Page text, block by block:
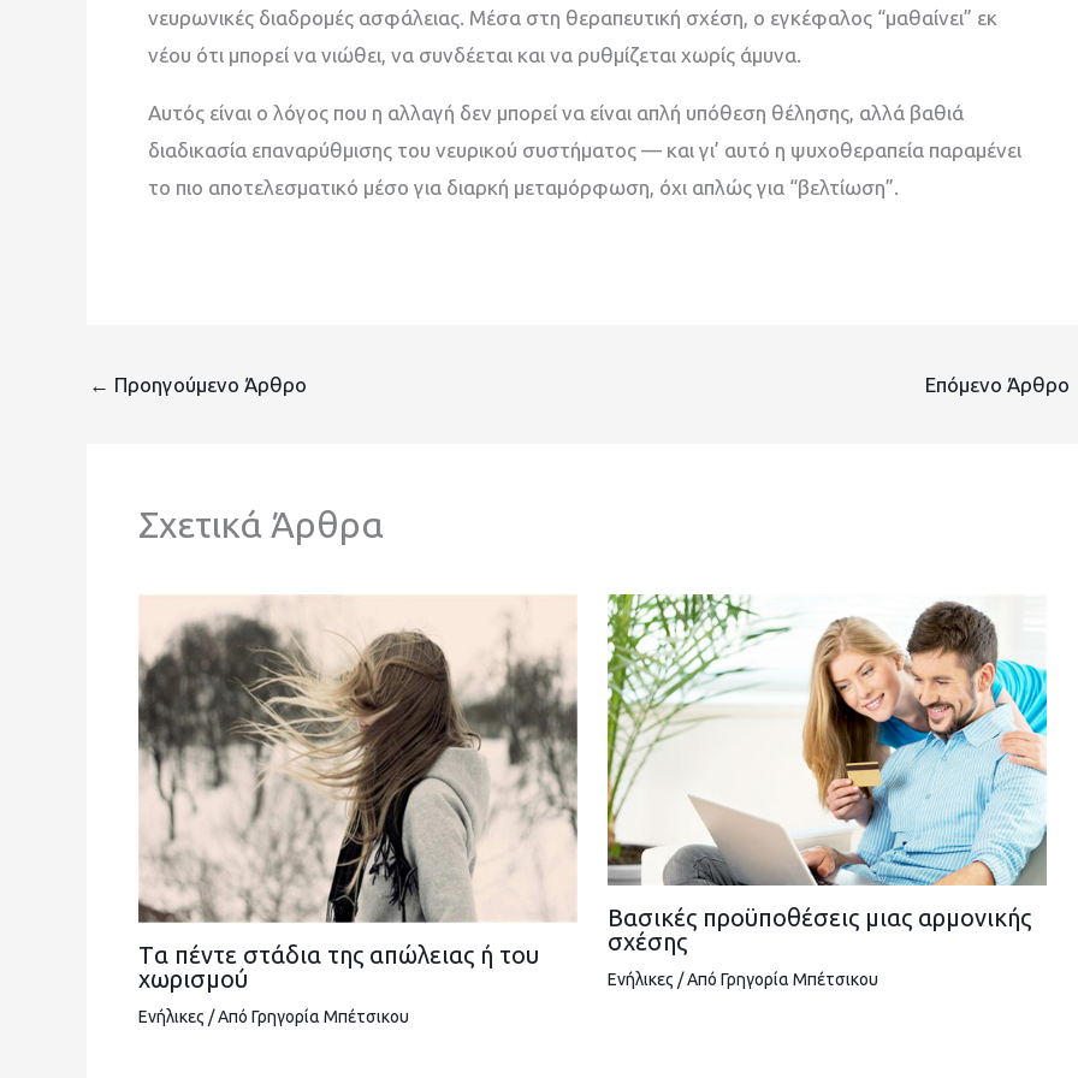
νευρωνικές διαδρομές ασφάλειας. Μέσα στη θεραπευτική σχέση, ο εγκέφαλος “μαθαίνει” εκ
νέου ότι μπορεί να νιώθει, να συνδέεται και να ρυθμίζεται χωρίς άμυνα.
Αυτός είναι ο λόγος που η αλλαγή δεν μπορεί να είναι απλή υπόθεση θέλησης, αλλά βαθιά
διαδικασία επαναρύθμισης του νευρικού συστήματος — και γι’ αυτό η ψυχοθεραπεία παραμένει
το πιο αποτελεσματικό μέσο για διαρκή μεταμόρφωση, όχι απλώς για “βελτίωση”.
← Προηγούμενο Άρθρο Επόμενο Άρθρο
Σχετικά Άρθρα
Tα πέντε στάδια της απώλειας ή του
χωρισμού
Ενήλικες / Από Γρηγορία Μπέτσικου
Βασικές προϋποθέσεις μιας αρμονικής
σχέσης
Ενήλικες / Από Γρηγορία Μπέτσικου